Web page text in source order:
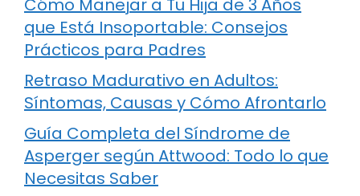
Cómo Manejar a Tu Hija de 3 Años
que Está Insoportable: Consejos
Prácticos para Padres
Retraso Madurativo en Adultos:
Síntomas, Causas y Cómo Afrontarlo
Guía Completa del Síndrome de
Asperger según Attwood: Todo lo que
Necesitas Saber